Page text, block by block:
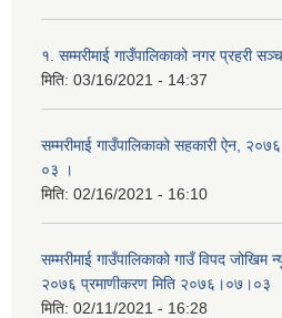
१. सम्मरीमाई गाउँपालिकाको नगर प्रहरी
मिति: 03/16/2021 - 14:37
सम्मरीमाई गाउँपालिकाको सहकारी ऐन,
०३ ।
मिति: 02/16/2021 - 16:10
सम्मरीमाई गाउँपालिकाको गाउँ विपद जोखिम
२०७६ प्रमाणीकरण मिति २०७६।०७।०३
मिति: 02/11/2021 - 16:28